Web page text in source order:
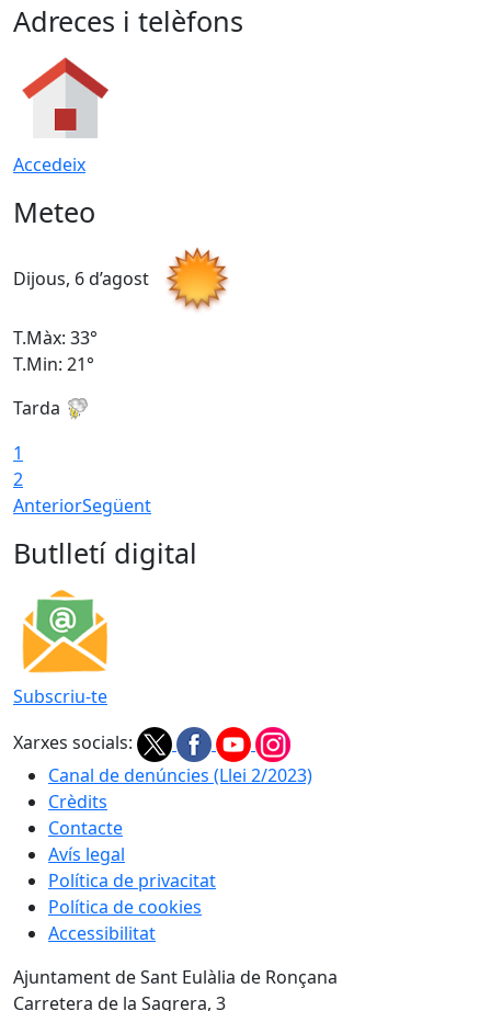
Adreces i telèfons
Accedeix
Meteo
Dijous, 6 d’agost
T.Màx: 33°
T.Min: 21°
Tarda
1
2
AnteriorSegüent
Butlletí digital
Subscriu-te
Xarxes socials:
Canal de denúncies (Llei 2/2023)
Crèdits
Contacte
Avís legal
Política de privacitat
Política de cookies
Accessibilitat
Ajuntament de Sant Eulàlia de Ronçana
Carretera de la Sagrera, 3